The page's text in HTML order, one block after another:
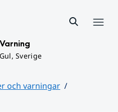
Varning
Gul, Sverige
och varningar